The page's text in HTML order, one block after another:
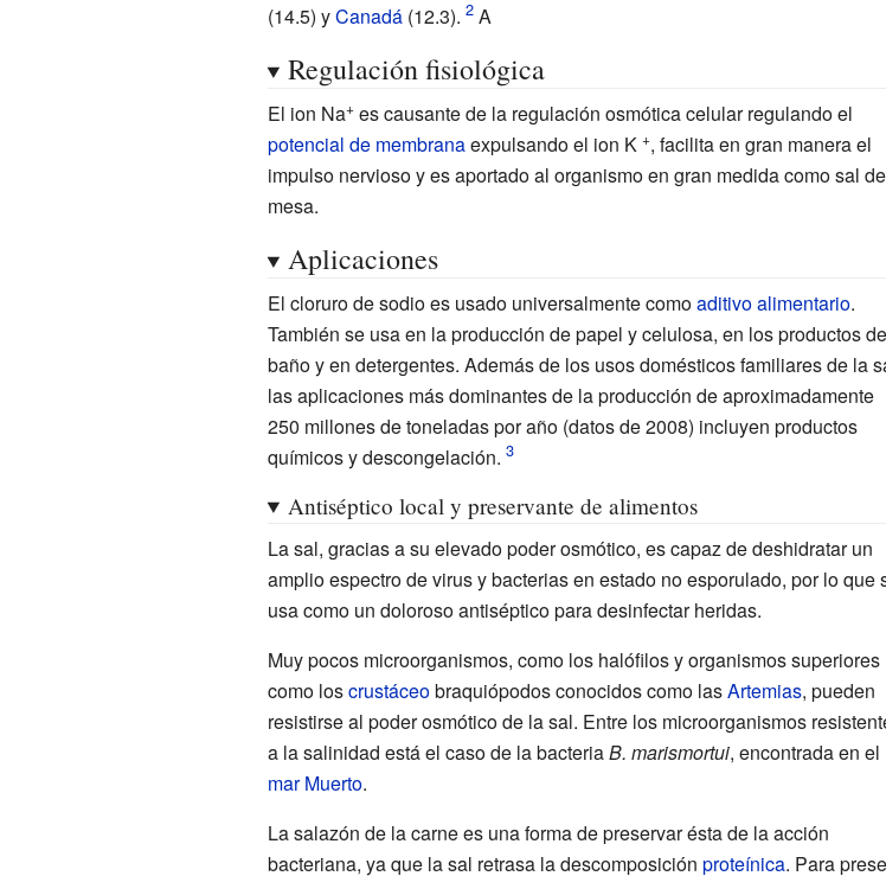
(14.5) yCanadá(12.3). A
Regulación fisiológica
El ion Na+es causante de la regulación osmótica celular regulando el
potencial de membranaexpulsando el ion K +, facilita en gran manera el
impulso nervioso y es aportado al organismo en gran medida como sal de
mesa.
Aplicaciones
El cloruro de sodio es usado universalmente comoaditivo alimentario.
También se usa en la producción de papel y celulosa, en los productos de
baño y en detergentes. Además de los usos domésticos familiares de la
las aplicaciones más dominantes de la producción de aproximadamente
250 millones de toneladas por año (datos de 2008) incluyen productos
químicos y descongelación.
Antiséptico local y preservante de alimentos
La sal, gracias a su elevado poder osmótico, es capaz de deshidratar un
amplio espectro de virus y bacterias en estado no esporulado, por lo que
usa como un doloroso antiséptico para desinfectar heridas.
Muy pocos microorganismos, como los halófilos y organismos superiores
como loscrustáceobraquiópodos conocidos como lasArtemias, pueden
resistirse al poder osmótico de la sal. Entre los microorganismos
a la salinidad está el caso de la bacteriaB. marismortui, encontrada en el
mar Muerto.
La salazón de la carne es una forma de preservar ésta de la acción
bacteriana, ya que la sal retrasa la descomposición proteínica. Para